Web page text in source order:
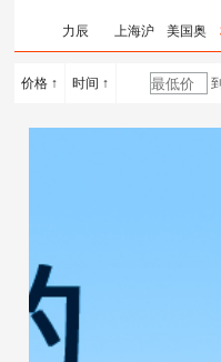
光 克斯
力辰 上海沪 美国奥
豪斯天
价格 ↑ 时间 ↑